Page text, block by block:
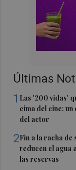
Últimas
1 Las '200 vidas'
cima del cine:
del actor
2Fin a la racha
reducen el agua
las reservas